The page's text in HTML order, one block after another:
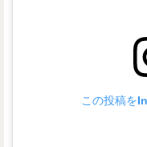
この投稿を